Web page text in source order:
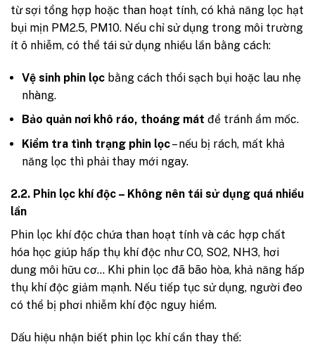
từ sợi tổng hợp hoặc than hoạt tính, có khả năng lọc hạt
bụi mịn PM2.5, PM10. Nếu chỉ sử dụng trong môi trường
ít ô nhiễm, có thể tái sử dụng nhiều lần bằng cách:
Vệ sinh phin lọc bằng cách thổi sạch bụi hoặc lau nhẹ
nhàng.
Bảo quản nơi khô ráo, thoáng mát để tránh ẩm mốc.
Kiểm tra tình trạng phin lọc– nếu bị rách, mất khả
năng lọc thì phải thay mới ngay.
2.2. Phin lọc khí độc – Không nên tái sử dụng quá nhiều
lần
Phin lọc khí độc chứa than hoạt tính và các hợp chất
hóa học giúp hấp thụ khí độc như CO, SO2, NH3, hơi
dung môi hữu cơ… Khi phin lọc đã bão hòa, khả năng hấp
thụ khí độc giảm mạnh. Nếu tiếp tục sử dụng, người đeo
có thể bị phơi nhiễm khí độc nguy hiểm.
Dấu hiệu nhận biết phin lọc khí cần thay thế: